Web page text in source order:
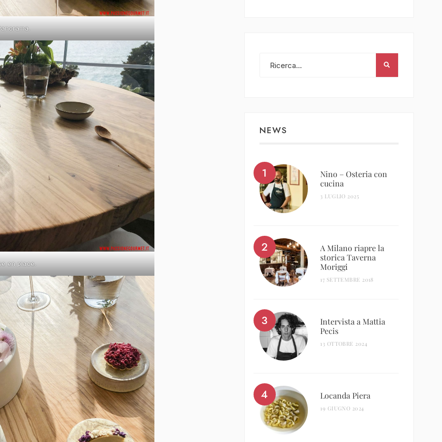
en place.
NEWS
Nino – Osteria con
cucina
3 LUGLIO 2025
A Milano riapre la
storica Taverna
Moriggi
17 SETTEMBRE 2018
Intervista a Mattia
Pecis
13 OTTOBRE 2024
Locanda Piera
19 GIUGNO 2024